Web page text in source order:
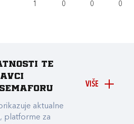
1 0 0 0
VIŠE
te
aktualne
platforme za